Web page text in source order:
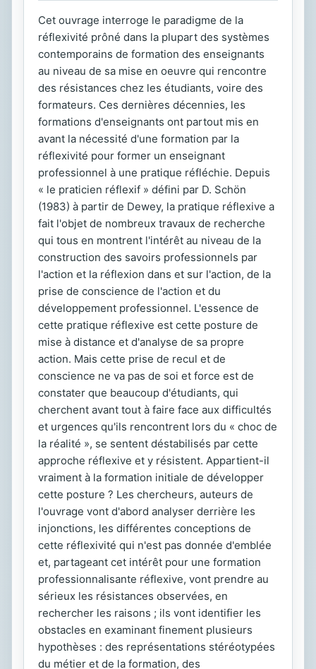
Cet ouvrage interroge le paradigme de la
réflexivité prôné dans la plupart des systèmes
contemporains de formation des enseignants
au niveau de sa mise en oeuvre qui rencontre
des résistances chez les étudiants, voire des
formateurs. Ces dernières décennies, les
formations d'enseignants ont partout mis en
avant la nécessité d'une formation par la
réflexivité pour former un enseignant
professionnel à une pratique réfléchie. Depuis
« le praticien réflexif » défini par D. Schön
(1983) à partir de Dewey, la pratique réflexive a
fait l'objet de nombreux travaux de recherche
qui tous en montrent l'intérêt au niveau de la
construction des savoirs professionnels par
l'action et la réflexion dans et sur l'action, de la
prise de conscience de l'action et du
développement professionnel. L'essence de
cette pratique réflexive est cette posture de
mise à distance et d'analyse de sa propre
action. Mais cette prise de recul et de
conscience ne va pas de soi et force est de
constater que beaucoup d'étudiants, qui
cherchent avant tout à faire face aux difficultés
et urgences qu'ils rencontrent lors du « choc de
la réalité », se sentent déstabilisés par cette
approche réflexive et y résistent. Appartient-il
vraiment à la formation initiale de développer
cette posture ? Les chercheurs, auteurs de
l'ouvrage vont d'abord analyser derrière les
injonctions, les différentes conceptions de
cette réflexivité qui n'est pas donnée d'emblée
et, partageant cet intérêt pour une formation
professionnalisante réflexive, vont prendre au
sérieux les résistances observées, en
rechercher les raisons ; ils vont identifier les
obstacles en examinant finement plusieurs
hypothèses : des représentations stéréotypées
du métier et de la formation, des